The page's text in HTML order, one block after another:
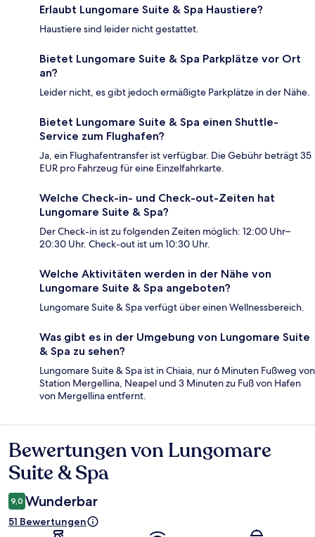
Erlaubt Lungomare Suite & Spa Haustiere?
Haustiere sind leider nicht gestattet.
Bietet Lungomare Suite & Spa Parkplätze vor Ort
an?
Leider nicht, es gibt jedoch ermäßigte Parkplätze in der Nähe.
Bietet Lungomare Suite & Spa einen Shuttle-
Service zum Flughafen?
Ja, ein Flughafentransfer ist verfügbar. Die Gebühr beträgt 35
EUR pro Fahrzeug für eine Einzelfahrkarte.
Welche Check-in- und Check-out-Zeiten hat
Lungomare Suite & Spa?
Der Check-in ist zu folgenden Zeiten möglich: 12:00 Uhr–
20:30 Uhr. Check-out ist um 10:30 Uhr.
Welche Aktivitäten werden in der Nähe von
Lungomare Suite & Spa angeboten?
Lungomare Suite & Spa verfügt über einen Wellnessbereich.
Was gibt es in der Umgebung von Lungomare Suite
& Spa zu sehen?
Lungomare Suite & Spa ist in Chiaia, nur 6 Minuten Fußweg von
Station Mergellina, Neapel und 3 Minuten zu Fuß von Hafen
von Mergellina entfernt.
Bewertungen
Bewertungen von Lungomare
Suite & Spa
9,0 Wunderbar
51 Bewertungen